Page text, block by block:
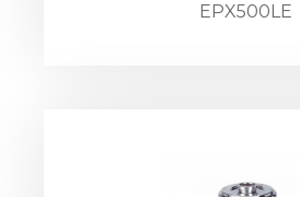
EPX500LE